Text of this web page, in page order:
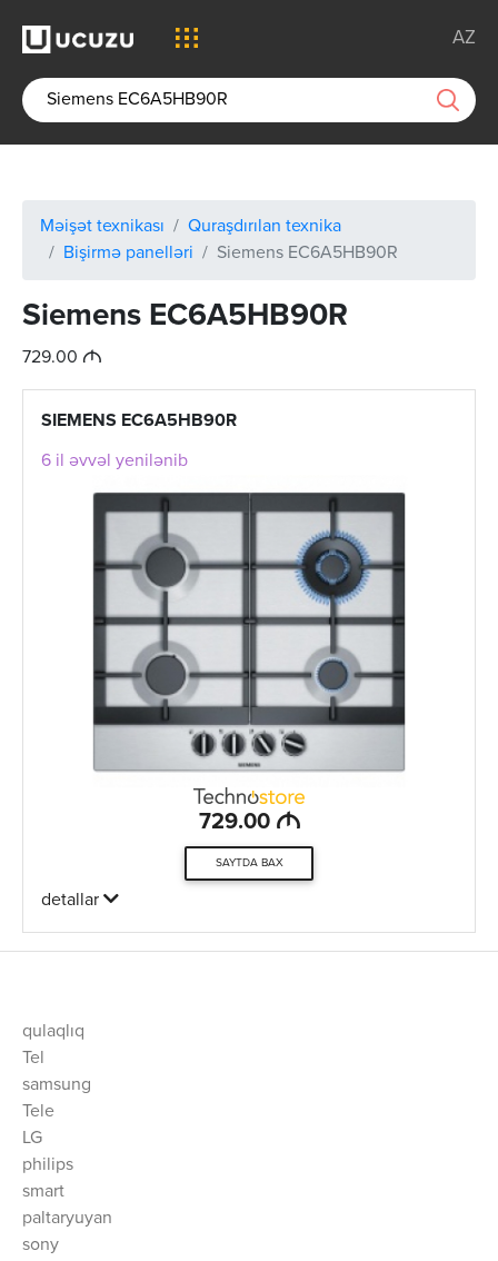
AZ
Məişət texnikası
Quraşdırılan texnika
Bişirmə panelləri
Siemens EC6A5HB90R
Siemens EC6A5HB90R
729.00 M
SIEMENS EC6A5HB90R
6 il əvvəl yenilənib
729.00 M
SAYTDA BAX
detallar
qulaqlıq
Tel
samsung
Tele
LG
philips
smart
paltaryuyan
sony